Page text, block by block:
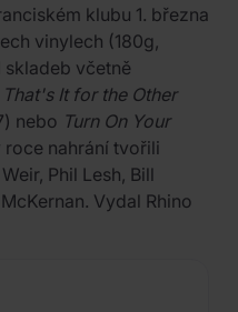
klubu 1. března
vinylech (180g,
skladeb včetně
That's It for the Other
nebo Turn On Your
nahrání tvořili
Phil Lesh, Bill
Vydal Rhino